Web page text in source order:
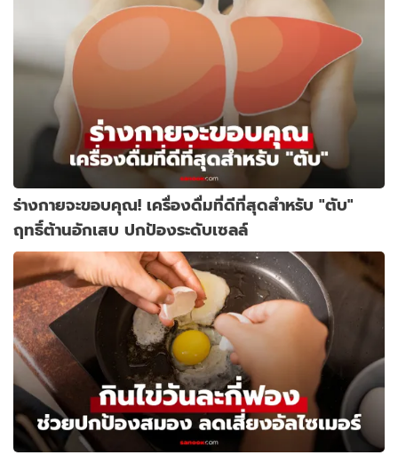
ร่างกายจะขอบคุณ! เครื่องดื่มที่ดีที่สุดสำหรับ "ตับ"
ฤทธิ์ต้านอักเสบ ปกป้องระดับเซลล์